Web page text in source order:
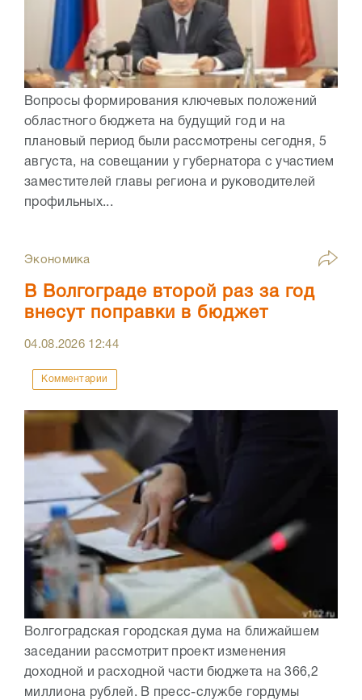
Вопросы формирования ключевых положений
областного бюджета на будущий год и на
плановый период были рассмотрены сегодня, 5
августа, на совещании у губернатора с участием
заместителей главы региона и руководителей
профильных...
Экономика
В Волгограде второй раз за год
внесут поправки в бюджет
04.08.2026 12:44
Комментарии
Волгоградская городская дума на ближайшем
заседании рассмотрит проект изменения
доходной и расходной части бюджета на 366,2
миллиона рублей. В пресс-службе гордумы